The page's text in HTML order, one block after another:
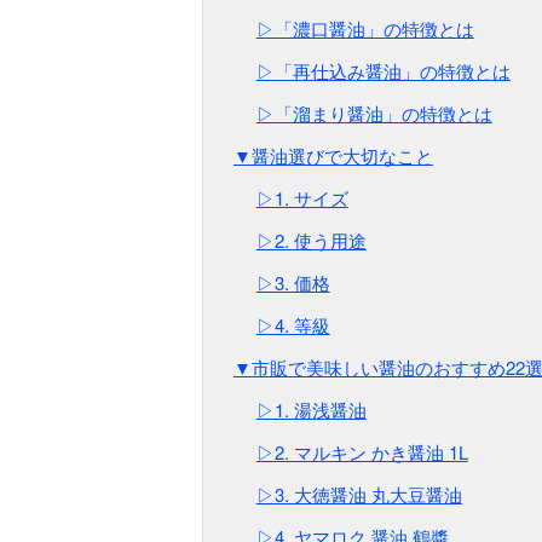
▷「濃口醤油」の特徴とは
▷「再仕込み醤油」の特徴とは
▷「溜まり醤油」の特徴とは
▼醤油選びで大切なこと
▷1. サイズ
▷2. 使う用途
▷3. 価格
▷4. 等級
▼市販で美味しい醤油のおすすめ22選
▷1. 湯浅醤油
▷2. マルキン かき醤油 1L
▷3. 大徳醤油 丸大豆醤油
▷4. ヤマロク 醤油 鶴醬